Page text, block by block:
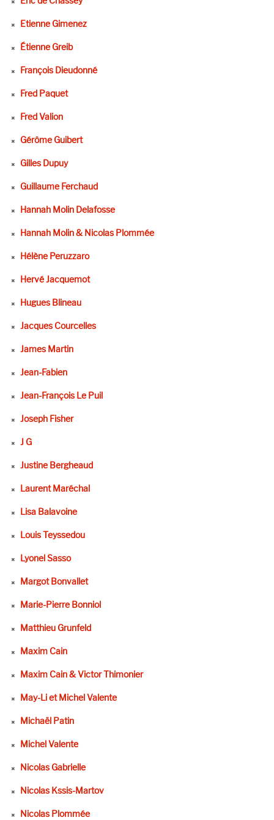
Etienne Gimenez
Étienne Greib
François Dieudonné
Fred Paquet
Fred Valion
Gérôme Guibert
Gilles Dupuy
Guillaume Ferchaud
Hannah Molin Delafosse
Hannah Molin & Nicolas Plommée
Hélène Peruzzaro
Hervé Jacquemot
Hugues Blineau
Jacques Courcelles
James Martin
Jean-Fabien
Jean-François Le Puil
Joseph Fisher
J G
Justine Bergheaud
Laurent Maréchal
Lisa Balavoine
Louis Teyssedou
Lyonel Sasso
Margot Bonvallet
Marie-Pierre Bonniol
Matthieu Grunfeld
Maxim Cain
Maxim Cain & Victor Thimonier
May-Li et Michel Valente
Michaël Patin
Michel Valente
Nicolas Gabrielle
Nicolas Kssis-Martov
Nicolas Plommée